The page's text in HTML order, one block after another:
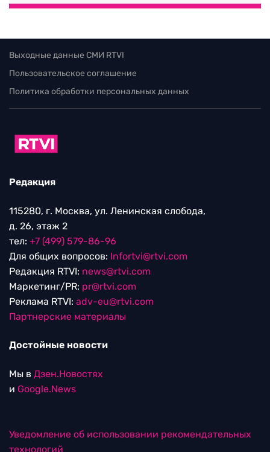
Выходные данные СМИ RTVI
Пользовательское соглашение
Политика обработки персональных данных
Редакция
115280, г. Москва, ул. Ленинская слобода,
д. 26, этаж 2
тел: +7 (499) 579-86-96
Для общих вопросов: Infortvi@rtvi.com
Редакция RTVI: news@rtvi.com
Маркетинг/PR: pr@rtvi.com
Реклама RTVI: adv-eu@rtvi.com
Партнерские материалы
Достойные новости
Мы в Дзен.Новостях
и Google.News
Уведомление об использовании рекомендательных
технологий